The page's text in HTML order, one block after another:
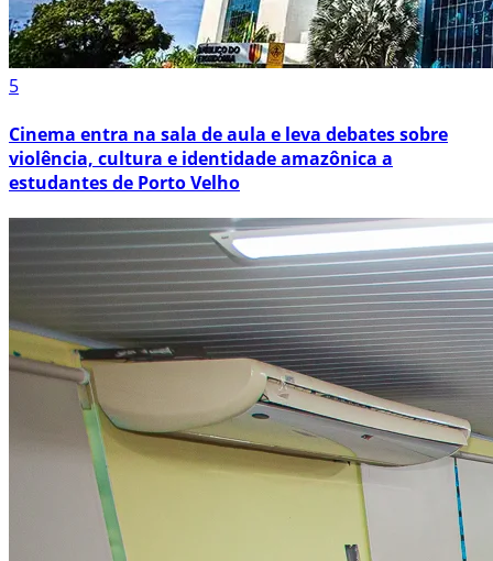
5
Cinema entra na sala de aula e leva debates sobre
violência, cultura e identidade amazônica a
estudantes de Porto Velho